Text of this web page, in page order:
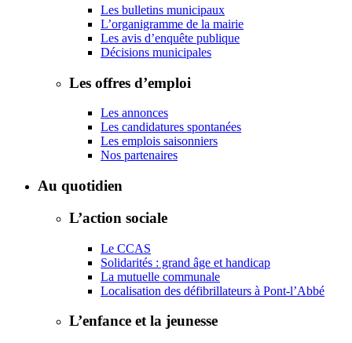
Les bulletins municipaux
L’organigramme de la mairie
Les avis d’enquête publique
Décisions municipales
Les offres d’emploi
Les annonces
Les candidatures spontanées
Les emplois saisonniers
Nos partenaires
Au quotidien
L’action sociale
Le CCAS
Solidarités : grand âge et handicap
La mutuelle communale
Localisation des défibrillateurs à Pont-l’Abbé
L’enfance et la jeunesse